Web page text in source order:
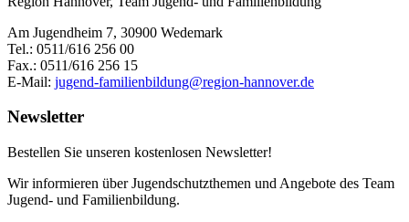
Am Jugendheim 7, 30900 Wedemark
Tel.: 0511/616 256 00
Fax.: 0511/616 256 15
E-Mail: jugend-familienbildung@region-hannover.de
Newsletter
Bestellen Sie unseren kostenlosen Newsletter!
Wir informieren über Jugendschutzthemen und Angebote des Team
Jugend- und Familienbildung.